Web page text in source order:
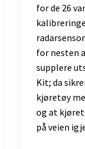
for de 26
for nesten
supplere
Kit; da
kjøretøy
og at
på veien